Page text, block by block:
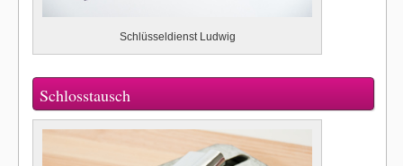
Schlüsseldienst Ludwig
Schlosstausch